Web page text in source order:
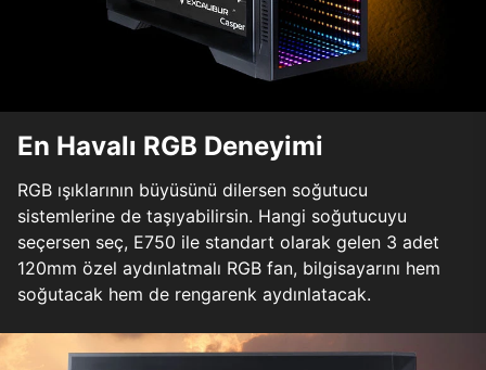
En Havalı RGB Deneyimi
RGB ışıklarının büyüsünü dilersen soğutucu
sistemlerine de taşıyabilirsin. Hangi soğutucuyu
seçersen seç, E750 ile standart olarak gelen 3 adet
120mm özel aydınlatmalı RGB fan, bilgisayarını hem
soğutacak hem de rengarenk aydınlatacak.